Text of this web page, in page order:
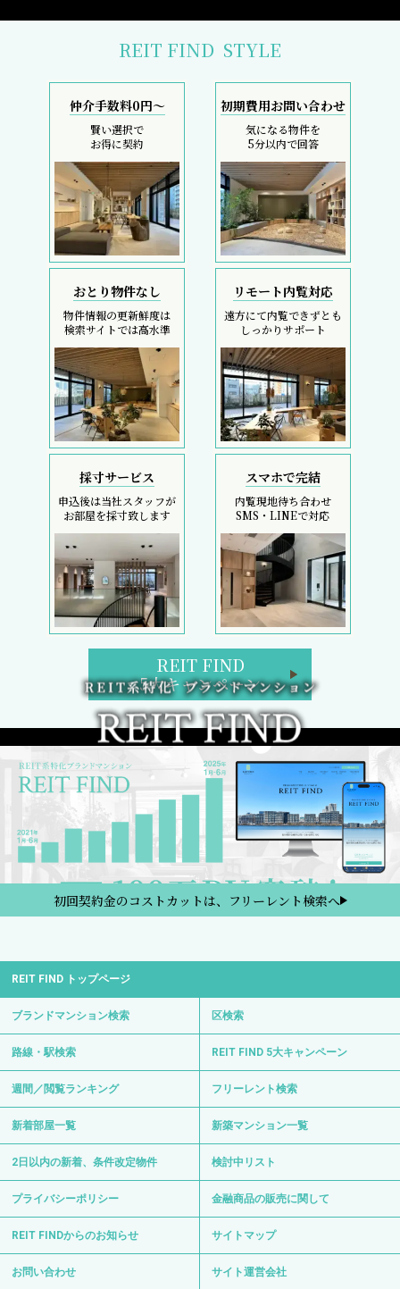
REIT FIND STYLE
仲介手数料0円～
賢い選択で
お得に契約
初期費用お問い合わせ
気になる物件を
5分以内で回答
おとり物件なし
物件情報の更新鮮度は
検索サイトでは高水準
リモート内覧対応
遠方にて内覧できずとも
しっかりサポート
採寸サービス
申込後は当社スタッフが
お部屋を採寸致します
スマホで完結
内覧現地待ち合わせ
SMS・LINEで対応
REIT FIND
5大キャンペーン
初回契約金のコストカットは、フリーレント検索へ
REIT FIND トップページ
ブランドマンション検索 区検索
路線・駅検索 REIT FIND 5大キャンペーン
週間／閲覧ランキング フリーレント検索
新着部屋一覧 新築マンション一覧
2日以内の新着、条件改定物件 検討中リスト
プライバシーポリシー 金融商品の販売に関して
REIT FINDからのお知らせ サイトマップ
お問い合わせ サイト運営会社